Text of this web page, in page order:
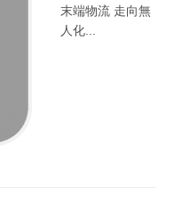
末端物流 走向無
人化...